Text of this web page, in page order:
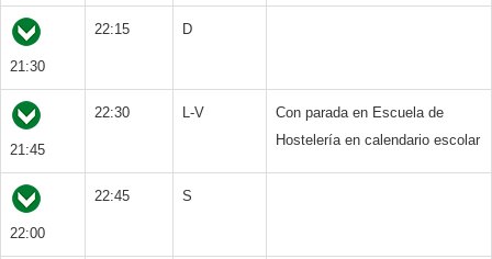
21:30
22:15 D
21:45
22:30 L-V
Con parada en Escuela de
Hostelería en calendario escolar
22:00
22:45 S